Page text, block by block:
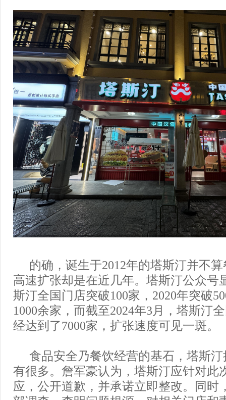
的确，诞生于2012年的塔斯汀并不
高速扩张却是在近几年。塔斯汀公众号
斯汀全国门店突破100家，2020年突破
1000余家，而截至2024年3月，塔斯汀
经达到了7000家，扩张速度可见一斑。
食品安全乃餐饮经营的基石，塔斯
有很多。詹军豪认为，塔斯汀应针对此
应，公开道歉，并承诺立即整改。同时